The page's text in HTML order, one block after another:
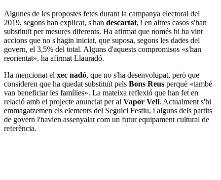
Algunes de les propostes fetes durant la campanya electoral del
2019, segons han explicat, s'han descartat, i en altres casos s'han
substituït per mesures diferents. Ha afirmat que només hi ha vint
accions que no s'hagin iniciat, que suposa, segons les dades del
govern, el 3,5% del total. Alguns d'aquests compromisos «s'han
reorientat», ha afirmat Llauradó.
Ha mencionat el xec nadó, que no s'ha desenvolupat, però que
consideren que ha quedat substituït pels Bons Reus perquè «també
van beneficiar les famílies». La mateixa reflexió que han fet en
relació amb el projecte anunciat per al Vapor Vell. Actualment s'hi
emmagatzemen els elements del Seguici Festiu, i alguns dels partits
de govern l'havien assenyalat com un futur equipament cultural de
referència.